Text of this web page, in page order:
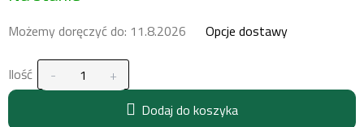
Możemy doręczyć do: 11.8.2026 Opcje dostawy
Ilość
Dodaj do koszyka